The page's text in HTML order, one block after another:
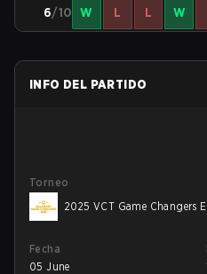
6/10 W L L W
INFO DEL PARTIDO
Torneo
2025 VCT Game Changers
Fecha
05 June